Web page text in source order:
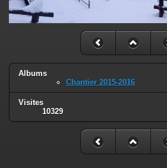
Albums
Chantier 2015-2016
Visites
10329